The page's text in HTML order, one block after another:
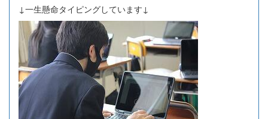
↓一生懸命タイピングしています↓